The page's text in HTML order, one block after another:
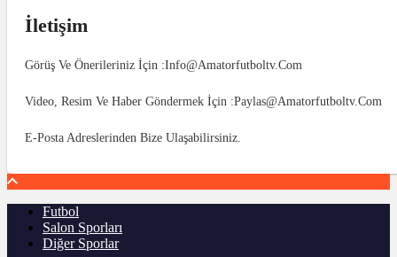
İletişim
Görüş Ve Önerileriniz İçin :info@amatorfutboltv.com
Video, Resim Ve Haber Göndermek İçin :paylas@amatorfutboltv.com
E-Posta Adreslerinden Bize Ulaşabilirsiniz.
Futbol
Salon Sporları
Diğer Sporlar